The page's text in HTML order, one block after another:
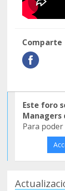
Comparte
Este foro
Managers
Para